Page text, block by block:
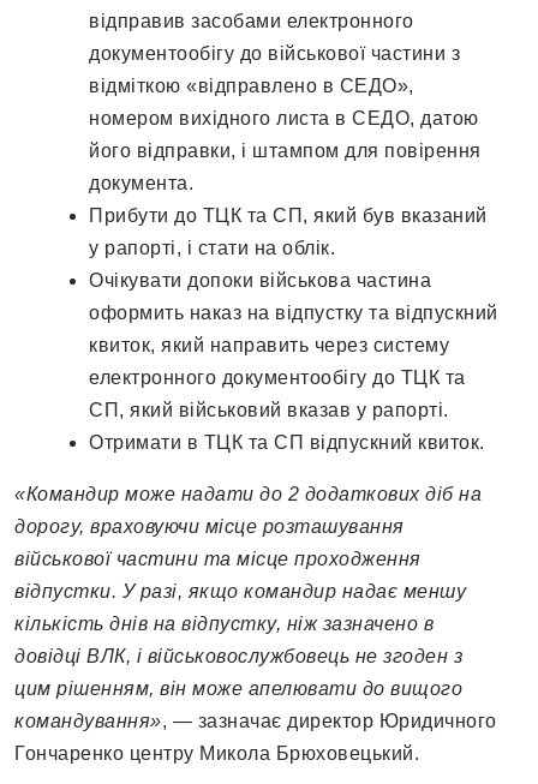
відправив засобами електронного
документообігу до військової частини з
відміткою «відправлено в СЕДО»,
номером вихідного листа в СЕДО, датою
його відправки, і штампом для повірення
документа.
Прибути до ТЦК та СП, який був вказаний
у рапорті, і стати на облік.
Очікувати допоки військова частина
оформить наказ на відпустку та відпускний
квиток, який направить через систему
електронного документообігу до ТЦК та
СП, який військовий вказав у рапорті.
Отримати в ТЦК та СП відпускний квиток.
«Командир може надати до 2 додаткових діб на
дорогу, враховуючи місце розташування
військової частини та місце проходження
відпустки. У разі, якщо командир надає меншу
кількість днів на відпустку, ніж зазначено в
довідці ВЛК, і військовослужбовець не згоден з
цим рішенням, він може апелювати до вищого
командування», — зазначає директор Юридичного
Гончаренко центру Микола Брюховецький.